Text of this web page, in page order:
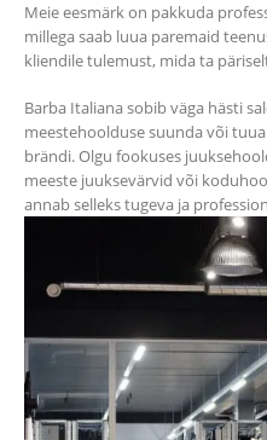
Meie eesmärk on pakkuda
millega saab luua paremaid
kliendile tulemust, mida ta
Barba Italiana sobib väga hästi
meestehoolduse suunda või
brändi. Olgu fookuses
meeste juuksevärvid või
annab selleks tugeva ja